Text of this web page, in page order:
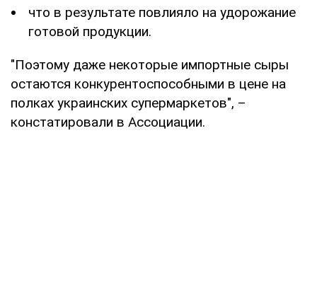
что в результате повлияло на удорожание
готовой продукции.
"Поэтому даже некоторые импортные сыры
остаются конкурентоспособными в цене на
полках украинских супермаркетов", –
констатировали в Ассоциации.